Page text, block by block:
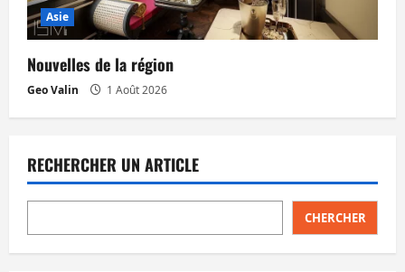
Asie
Nouvelles de la région
Geo Valin 1 Août 2026
RECHERCHER UN ARTICLE
CHERCHER